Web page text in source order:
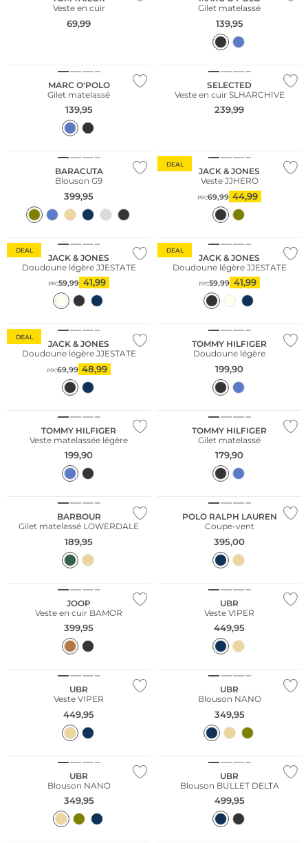
Veste en cuir
69,99
Gilet matelassé
139,95
MARC O'POLO
Gilet matelassé
139,95
SELECTED
Veste en cuir SLHARCHIVE
239,99
BARACUTA
Blouson G9
399,95
DEAL
JACK & JONES
Veste JJHERO
PPC69,99 44,99
DEAL
JACK & JONES
Doudoune légère JJESTATE
PPC59,99 41,99
DEAL
JACK & JONES
Doudoune légère JJESTATE
PPC59,99 41,99
DEAL
JACK & JONES
Doudoune légère JJESTATE
PPC69,99 48,99
Grandes tailles
TOMMY HILFIGER
Doudoune légère
199,90
TOMMY HILFIGER
Veste matelassée légère
199,90
TOMMY HILFIGER
Gilet matelassé
179,90
BARBOUR
Gilet matelassé LOWERDALE
189,95
POLO RALPH LAUREN
Coupe-vent
395,00
JOOP
Veste en cuir BAMOR
399,95
UBR
Veste VIPER
449,95
UBR
Veste VIPER
449,95
UBR
Blouson NANO
349,95
UBR
Blouson NANO
349,95
UBR
Blouson BULLET DELTA
499,95